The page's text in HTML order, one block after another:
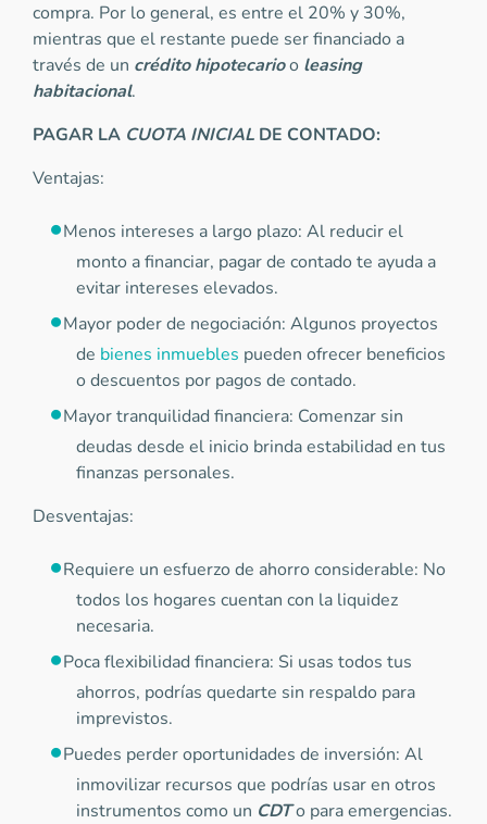
compra. Por lo general, es entre el 20% y 30%,
mientras que el restante puede ser financiado a
través de un crédito hipotecarioo leasing
habitacional.
PAGAR LA CUOTA INICIAL DE CONTADO:
Ventajas:
Menos intereses a largo plazo: Al reducir el
monto a financiar, pagar de contado te ayuda a
evitar intereses elevados.
Mayor poder de negociación: Algunos proyectos
de bienes inmuebles pueden ofrecer beneficios
o descuentos por pagos de contado.
Mayor tranquilidad financiera: Comenzar sin
deudas desde el inicio brinda estabilidad en tus
finanzas personales.
Desventajas:
Requiere un esfuerzo de ahorro considerable: No
todos los hogares cuentan con la liquidez
necesaria.
Poca flexibilidad financiera: Si usas todos tus
ahorros, podrías quedarte sin respaldo para
imprevistos.
Puedes perder oportunidades de inversión: Al
inmovilizar recursos que podrías usar en otros
instrumentos como un CDTo para emergencias.